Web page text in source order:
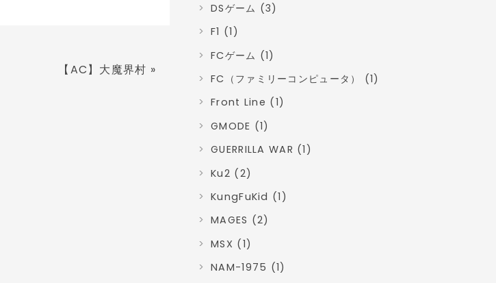
【AC】大魔界村 »
DSゲーム (3)
F1 (1)
FCゲーム (1)
FC（ファミリーコンピュータ） (1)
Front Line (1)
GMODE (1)
GUERRILLA WAR (1)
Ku2 (2)
KungFuKid (1)
MAGES (2)
MSX (1)
NAM-1975 (1)